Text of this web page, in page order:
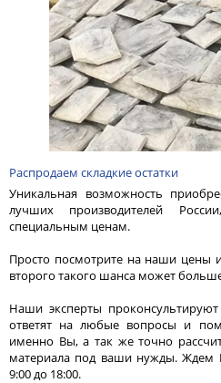
Распродаем складкие остатки
Уникальная возможность
лучших производителей
специальным ценам.
Просто посмотрите на наши цены
второго такого шанса может
Наши эксперты
ответят на любые вопросы и
именно Вы, а так же точно
материала под ваши нужды. Ждем
9:00 до 18:00.